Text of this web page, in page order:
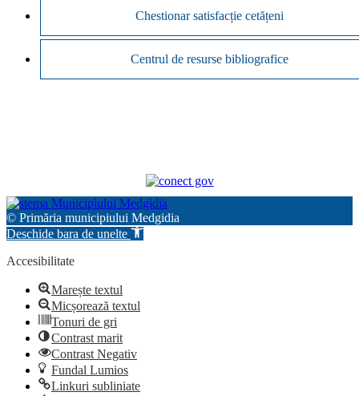
Chestionar satisfacție cetățeni
Centrul de resurse bibliografice
© Primăria municipiului Medgidia
Deschide bara de unelte
Accesibilitate
Marește textul
Micșorează textul
Tonuri de gri
Contrast marit
Contrast Negativ
Fundal Lumios
Linkuri subliniate